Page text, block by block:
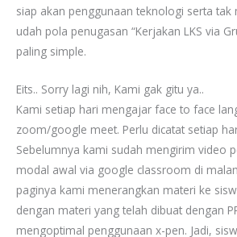
siap akan penggunaan teknologi serta tak
udah pola penugasan “Kerjakan LKS via
paling simple.
Eits.. Sorry lagi nih, Kami gak gitu ya..
Kami setiap hari mengajar face to face
zoom/google meet. Perlu dicatat setiap
Sebelumnya kami sudah mengirim video
modal awal via google classroom di
paginya kami menerangkan materi ke
dengan materi yang telah dibuat dengan
mengoptimal penggunaan x-pen. Jadi,